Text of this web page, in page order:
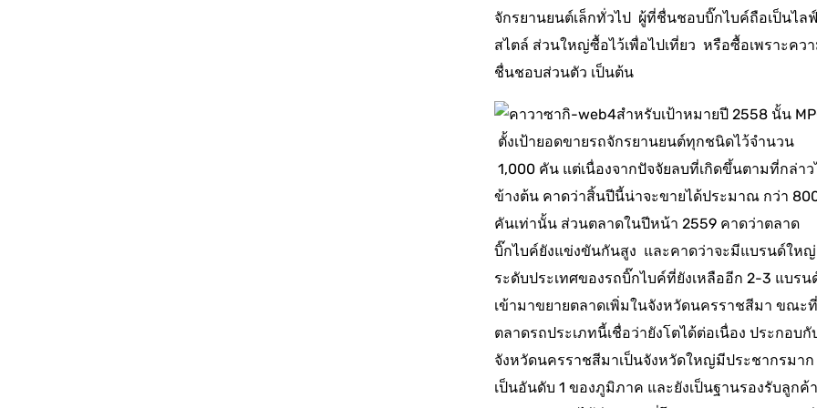
จักรยานยนต์เล็กทั่วไป ผู้ที่ชื่นชอบบิ๊กไบค์ถือเป็นไลฟ์
สไตล์ ส่วนใหญ่ซื้อไว้เพื่อไปเที่ยว หรือซื้อเพราะคว
ชื่นชอบส่วนตัว เป็นต้น
สำหรับเป้าหมายปี 2558 นั้น
ตั้งเป้ายอดขายรถจักรยานยนต์ทุกชนิดไว้จำนวน
1,000 คัน แต่เนื่องจากปัจจัยลบที่เกิดขึ้นตามที่กล่าว
ข้างต้น คาดว่าสิ้นปีนี้น่าจะขายได้ประมาณ กว่า
คันเท่านั้น ส่วนตลาดในปีหน้า 2559 คาดว่าตลาด
บิ๊กไบค์ยังแข่งขันกันสูง และคาดว่าจะมีแบรนด์ใหญ่
ระดับประเทศของรถบิ๊กไบค์ที่ยังเหลืออีก 2-3 แบรน
เข้ามาขยายตลาดเพิ่มในจังหวัดนครราชสีมา ขณะที่
ตลาดรถประเภทนี้เชื่อว่ายังโตได้ต่อเนื่อง ประกอบกั
จังหวัดนครราชสีมาเป็นจังหวัดใหญ่มีประชากรมาก
เป็นอันดับ 1 ของภูมิภาค และยังเป็นฐานรองรับลูกค้า